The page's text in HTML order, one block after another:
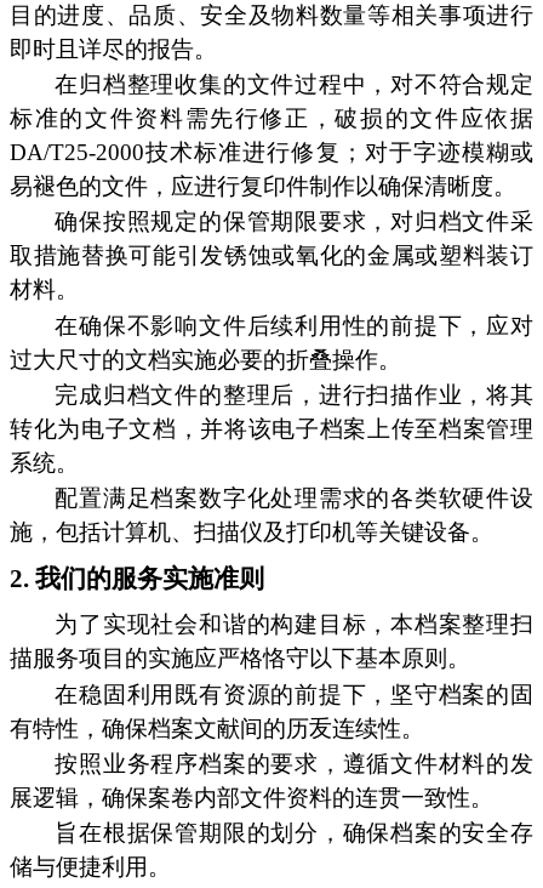
目的进度、品质、安全及物料数量等相关事项进行
即时且详尽的报告。
在归档整理收集的文件过程中，对不符合规定
标准的文件资料需先行修正，破损的文件应依据
DA/T25-2000技术标准进行修复；对于字迹模糊或
易褪色的文件，应进行复印件制作以确保清晰度。
确保按照规定的保管期限要求，对归档文件采
取措施替换可能引发锈蚀或氧化的金属或塑料装订
材料。
在确保不影响文件后续利用性的前提下，应对
过大尺寸的文档实施必要的折叠操作。
完成归档文件的整理后，进行扫描作业，将其
转化为电子文档，并将该电子档案上传至档案管理
系统。
配置满足档案数字化处理需求的各类软硬件设
施，包括计算机、扫描仪及打印机等关键设备。
2. 我们的服务实施准则
为了实现社会和谐的构建目标，本档案整理扫
描服务项目的实施应严格恪守以下基本原则。
在稳固利用既有资源的前提下，坚守档案的固
有特性，确保档案文献间的历叐连续性。
按照业务程序档案的要求，遵循文件材料的发
展逻辑，确保案卷内部文件资料的连贯一致性。
旨在根据保管期限的划分，确保档案的安全存
储与便捷利用。